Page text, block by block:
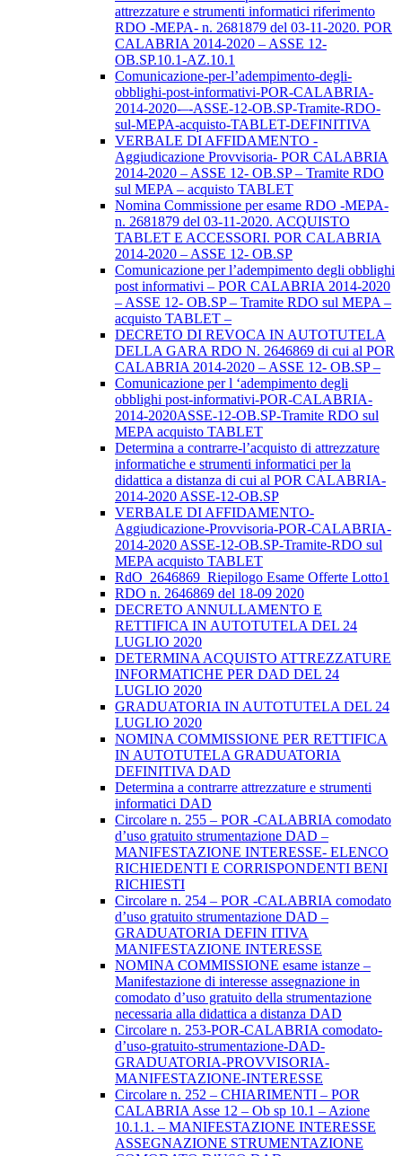
attrezzature e strumenti informatici riferimento
RDO -MEPA- n. 2681879 del 03-11-2020. POR
CALABRIA 2014-2020 – ASSE 12-
OB.SP.10.1-AZ.10.1
Comunicazione-per-l’adempimento-degli-
obblighi-post-informativi-POR-CALABRIA-
2014-2020-–-ASSE-12-OB.SP-Tramite-RDO-
sul-MEPA-acquisto-TABLET-DEFINITIVA
VERBALE DI AFFIDAMENTO -
Aggiudicazione Provvisoria- POR CALABRIA
2014-2020 – ASSE 12- OB.SP – Tramite RDO
sul MEPA – acquisto TABLET
Nomina Commissione per esame RDO -MEPA-
n. 2681879 del 03-11-2020. ACQUISTO
TABLET E ACCESSORI. POR CALABRIA
2014-2020 – ASSE 12- OB.SP
Comunicazione per l’adempimento degli obblighi
post informativi – POR CALABRIA 2014-2020
– ASSE 12- OB.SP – Tramite RDO sul MEPA –
acquisto TABLET –
DECRETO DI REVOCA IN AUTOTUTELA
DELLA GARA RDO N. 2646869 di cui al POR
CALABRIA 2014-2020 – ASSE 12- OB.SP –
Comunicazione per l ‘adempimento degli
obblighi post-informativi-POR-CALABRIA-
2014-2020ASSE-12-OB.SP-Tramite RDO sul
MEPA acquisto TABLET
Determina a contrarre-l’acquisto di attrezzature
informatiche e strumenti informatici per la
didattica a distanza di cui al POR CALABRIA-
2014-2020 ASSE-12-OB.SP
VERBALE DI AFFIDAMENTO-
Aggiudicazione-Provvisoria-POR-CALABRIA-
2014-2020 ASSE-12-OB.SP-Tramite-RDO sul
MEPA acquisto TABLET
RdO_2646869_Riepilogo Esame Offerte Lotto1
RDO n. 2646869 del 18-09 2020
DECRETO ANNULLAMENTO E
RETTIFICA IN AUTOTUTELA DEL 24
LUGLIO 2020
DETERMINA ACQUISTO ATTREZZATURE
INFORMATICHE PER DAD DEL 24
LUGLIO 2020
GRADUATORIA IN AUTOTUTELA DEL 24
LUGLIO 2020
NOMINA COMMISSIONE PER RETTIFICA
IN AUTOTUTELA GRADUATORIA
DEFINITIVA DAD
Determina a contrarre attrezzature e strumenti
informatici DAD
Circolare n. 255 – POR -CALABRIA comodato
d’uso gratuito strumentazione DAD –
MANIFESTAZIONE INTERESSE- ELENCO
RICHIEDENTI E CORRISPONDENTI BENI
RICHIESTI
Circolare n. 254 – POR -CALABRIA comodato
d’uso gratuito strumentazione DAD –
GRADUATORIA DEFIN ITIVA
MANIFESTAZIONE INTERESSE
NOMINA COMMISSIONE esame istanze –
Manifestazione di interesse assegnazione in
comodato d’uso gratuito della strumentazione
necessaria alla didattica a distanza DAD
Circolare n. 253-POR-CALABRIA comodato-
d’uso-gratuito-strumentazione-DAD-
GRADUATORIA-PROVVISORIA-
MANIFESTAZIONE-INTERESSE
Circolare n. 252 – CHIARIMENTI – POR
CALABRIA Asse 12 – Ob sp 10.1 – Azione
10.1.1. – MANIFESTAZIONE INTERESSE
ASSEGNAZIONE STRUMENTAZIONE